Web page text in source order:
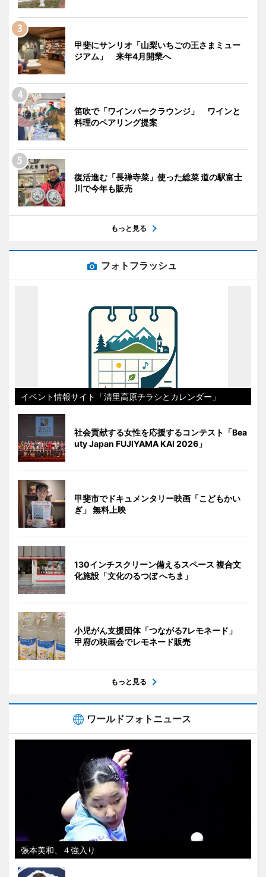
甲斐にサンリオ「山梨いちごの王さまミュー
ジアム」 来年4月開業へ
笛吹で「ワインパークラウンジ」 ワインと
料理のペアリング提案
復活進む「長禅寺菜」使った総菜 道の駅富士
川で今年も販売
もっと見る
フォトフラッシュ
イベント情報サイト「清里高原チラシとカレンダー」
社会貢献する女性を応援するコンテスト「Bea
uty Japan FUJIYAMA KAI 2026」
甲斐市でドキュメンタリー映画「こどもかい
ぎ」 無料上映
130インチスクリーン備えるスペース 複合文
化施設「文化のるつぼ へちま」
小児がん支援団体「つながる7レモネード」
甲府の映画会でレモネード販売
もっと見る
ワールドフォトニュース
張本美和、４強入り